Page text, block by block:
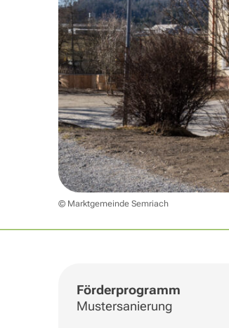
© Marktgemeinde Semriach
Förderprogramm
Mustersanierung